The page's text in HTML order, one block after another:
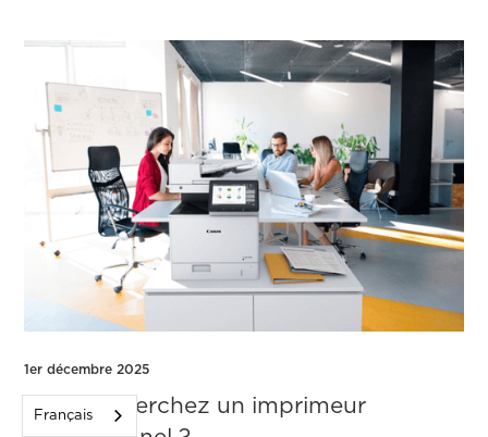
1er décembre 2025
Vous recherchez un imprimeur
Français